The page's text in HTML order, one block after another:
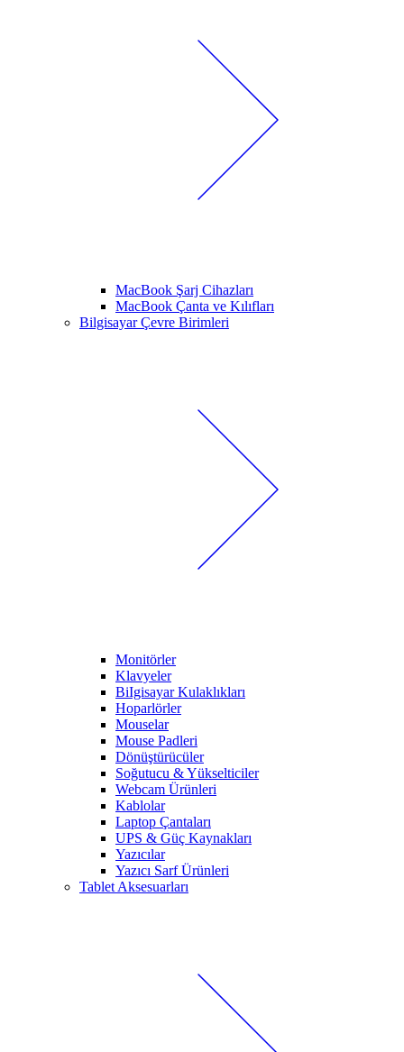
MacBook Şarj Cihazları
MacBook Çanta ve Kılıfları
Bilgisayar Çevre Birimleri
Monitörler
Klavyeler
BiIgisayar Kulaklıkları
Hoparlörler
Mouselar
Mouse Padleri
Dönüştürücüler
Soğutucu & Yükselticiler
Webcam Ürünleri
Kablolar
Laptop Çantaları
UPS & Güç Kaynakları
Yazıcılar
Yazıcı Sarf Ürünleri
Tablet Aksesuarları